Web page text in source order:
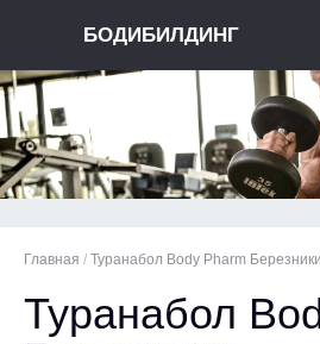
БОДИБИЛДИНГ
Главная / Туранабол Body Pharm Березники
Туранабол